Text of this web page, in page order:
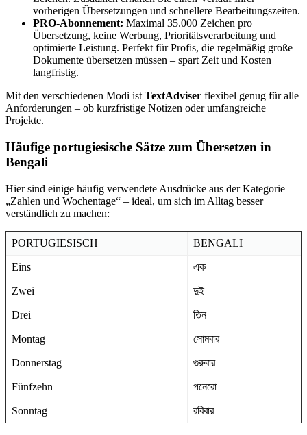
vorherigen Übersetzungen und schnellere Bearbeitungszeiten.
PRO-Abonnement: Maximal 35.000 Zeichen pro
Übersetzung, keine Werbung, Prioritätsverarbeitung und
optimierte Leistung. Perfekt für Profis, die regelmäßig große
Dokumente übersetzen müssen – spart Zeit und Kosten
langfristig.
Mit den verschiedenen Modi istTextAdviser flexibel genug für alle
Anforderungen – ob kurzfristige Notizen oder umfangreiche
Projekte.
Häufige portugiesische Sätze zum Übersetzen in
Bengali
Hier sind einige häufig verwendete Ausdrücke aus der Kategorie
„Zahlen und Wochentage“ – ideal, um sich im Alltag besser
verständlich zu machen:
PORTUGIESISCH BENGALI
Eins এক
Zwei দুই
Drei তিন
Montag সোমবার
Donnerstag গুরুবার
Fünfzehn পনেরো
Sonntag রবিবার